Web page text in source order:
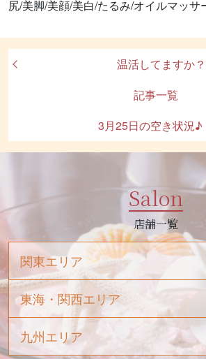
尻/美脚/美顔/美白/たるみ/オイルマッサ
温活してますか？
記事一覧
3月25日の空き状況♪
Salon
店舗一覧
関東エリア
東海・関西エリア
九州エリア